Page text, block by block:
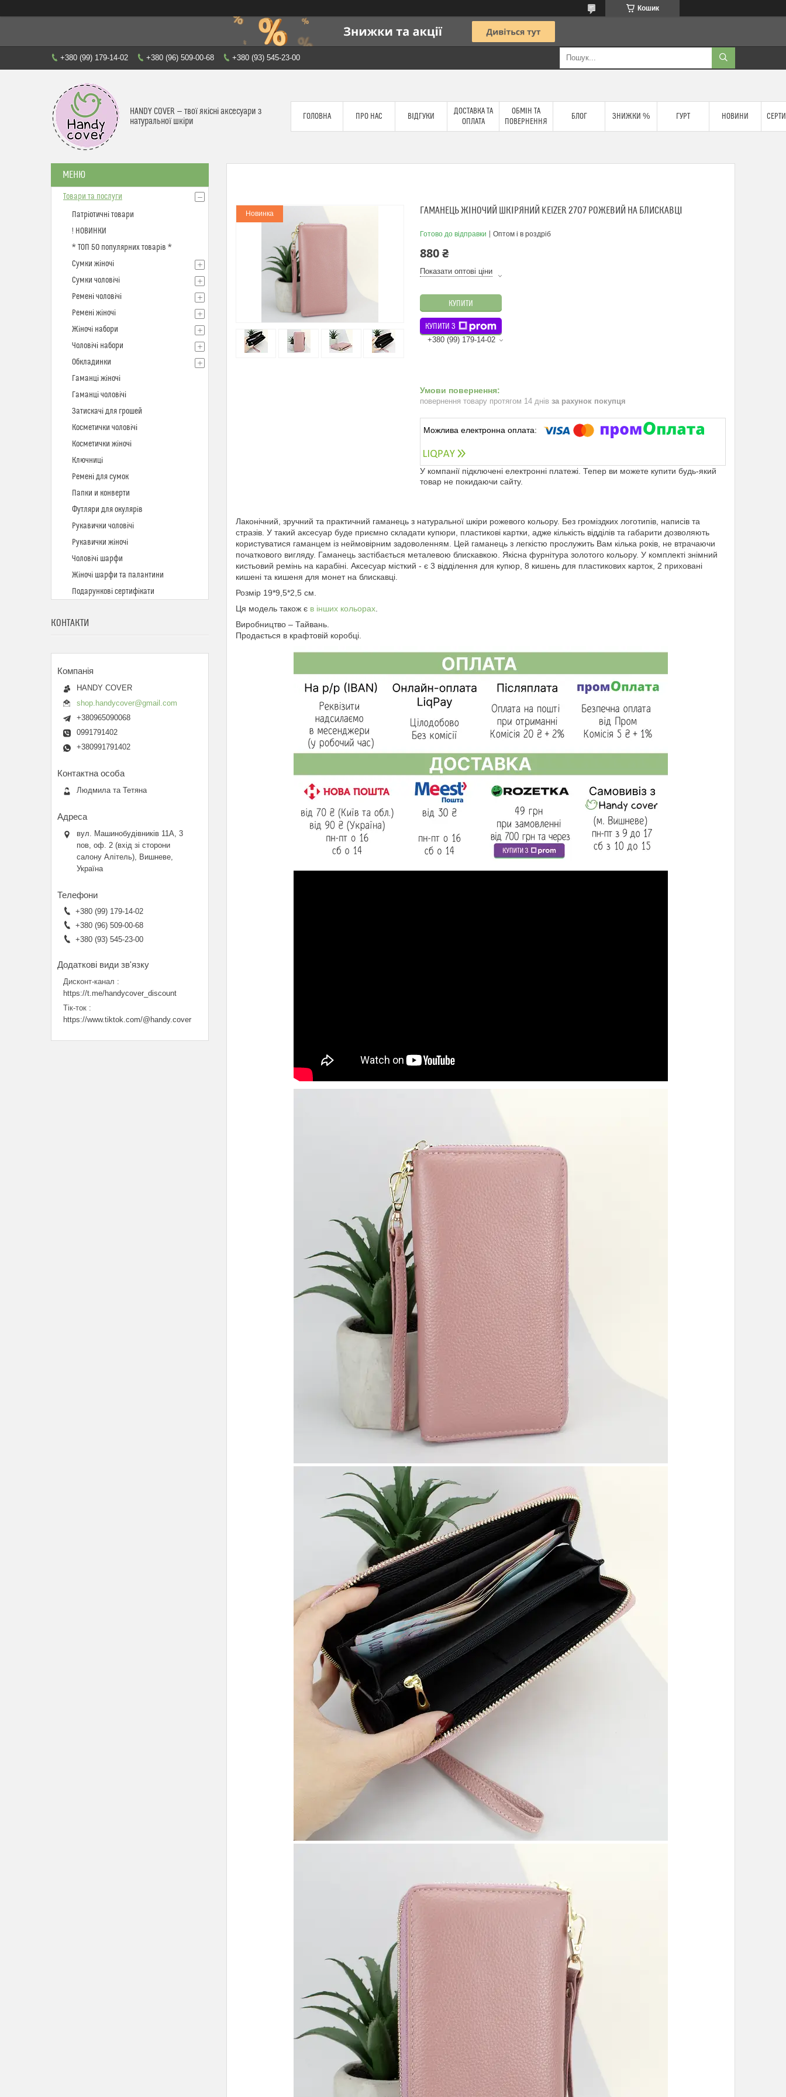
Кошик
+380 (99) 179-14-02 +380 (96) 509-00-68 +380 (93) 545-23-00
HANDY COVER — твої якісні аксесуари з
натуральної шкіри
ГОЛОВНА ПРО НАС ВІДГУКИ
ДОСТАВКА ТА
ОПЛАТА
ОБМІН ТА
ПОВЕРНЕННЯ
БЛОГ ЗНИЖКИ % ГУРТ НОВИНИ
Новинка ГАМАНЕЦЬ ЖІНОЧИЙ ШКІРЯНИЙ KEIZER 2707 РОЖЕВИЙ НА БЛИСКАВЦІ
Готово до відправки Оптом і в роздріб
880 ₴
Показати оптові ціни
КУПИТИ
КУПИТИ З
+380 (99) 179-14-02
повернення товару протягом 14 днів за рахунок покупця
У компанії підключені електронні платежі. Тепер ви можете купити будь-який
товар не покидаючи сайту.
Лаконічний, зручний та практичний гаманець з натуральної шкіри рожевого кольору. Без громіздких логотипів, написів та
стразів. У такий аксесуар буде приємно складати купюри, пластикові картки, адже кількість відділів та габарити дозволяють
користуватися гаманцем із неймовірним задоволенням. Цей гаманець з легкістю прослужить Вам кілька років, не втрачаючи
початкового вигляду. Гаманець застібається металевою блискавкою. Якісна фурнітура золотого кольору. У комплекті знімний
кистьовий ремінь на карабіні. Аксесуар місткий - є 3 відділення для купюр, 8 кишень для пластикових карток, 2 приховані
кишені та кишеня для монет на блискавці.
Розмір 19*9,5*2,5 см.
Ця модель також є в інших кольорах
Виробництво – Тайвань.
Продається в крафтовій коробці.
Товари та послуги
Патріотичні товари
! НОВИНКИ
* ТОП 50 популярних товарів *
Сумки жіночі
Сумки чоловічі
Ремені чоловічі
Ремені жіночі
Жіночі набори
Чоловічі набори
Обкладинки
Гаманці жіночі
Гаманці чоловічі
Затискачі для грошей
Косметички чоловічі
Косметички жіночі
Ключниці
Ремені для сумок
Папки и конверти
Футляри для окулярів
Рукавички чоловічі
Рукавички жіночі
Чоловічі шарфи
Жіночі шарфи та палантини
Подарункові сертифікати
КОНТАКТИ
HANDY COVER
shop.handycover@gmail.com
+380965090068
0991791402
+380991791402
Людмила та Тетяна
вул. Машинобудівників 11А, 3
пов, оф. 2 (вхід зі сторони
салону Алітель), Вишневе,
Україна
+380 (99) 179-14-02
+380 (96) 509-00-68
+380 (93) 545-23-00
Дисконт-канал
https://t.me/handycover_discount
Тік-ток
https://www.tiktok.com/@handy.cover